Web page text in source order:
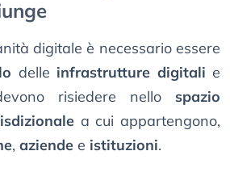
digitale è necessario essere
delle infrastrutture digitali e
risiedere nello spazio
a cui appartengono,
, aziende e istituzioni.